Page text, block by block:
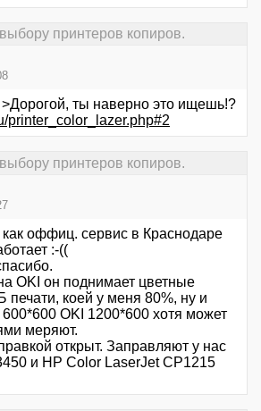
принтеров копиров.
ты наверно это ищешь!?
printer_color_lazer.php#2
принтеров копиров.
оффиц. сервис в Краснодаре
:-((
OKI он поднимает цветные
печати, коей у меня 80%, ну и
OKI 1200*600 хотя может
меряют.
открыт. Заправляют у нас
и HP Color LaserJet CP1215